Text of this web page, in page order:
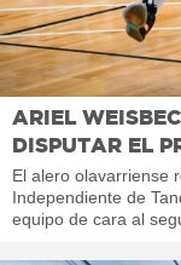
ARIEL
DISPUTAR EL
El alero olavarriense
Independiente de
equipo de cara al